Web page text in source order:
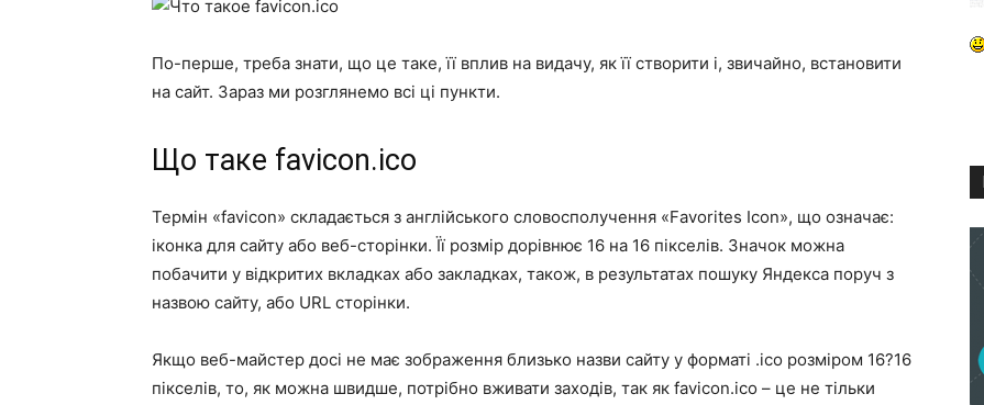
По-перше, треба знати, що це таке, її вплив на видачу, як її створити і, звичайно, встановити
на сайт. Зараз ми розглянемо всі ці пункти.
Що таке favicon.ico
Термін «favicon» складається з англійського словосполучення «Favorites Icon», що означає:
іконка для сайту або веб-сторінки. Її розмір дорівнює 16 на 16 пікселів. Значок можна
побачити у відкритих вкладках або закладках, також, в результатах пошуку Яндекса поруч з
назвою сайту, або URL сторінки.
Якщо веб-майстер досі не має зображення близько назви сайту у форматі .ico розміром 16?16
пікселів, то, як можна швидше, потрібно вживати заходів, так як favicon.ico – це не тільки